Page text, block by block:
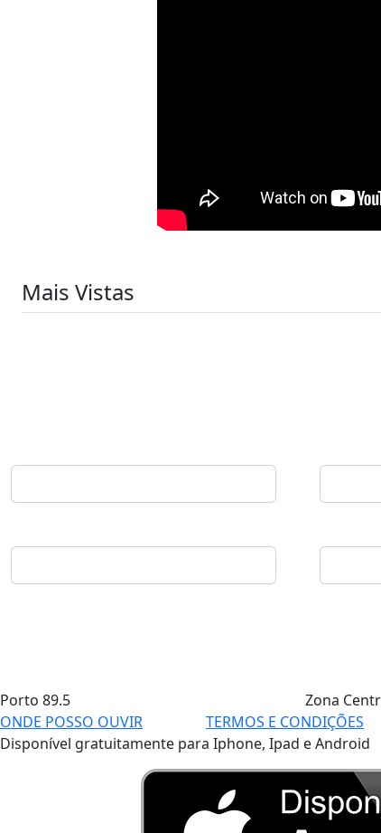
Mais Vistas
Porto 89.5 Zona
ONDE POSSO OUVIR
TERMOS E CONDIÇÕES
Disponível gratuitamente para Iphone, Ipad e Android